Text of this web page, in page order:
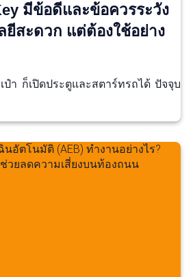
มีข้อดีและข้อควรระวัง
ยีสะดวก แต่ต้องใช้อย่าง
า ก็เปิดประตูและสตาร์ทรถได้ ปัจจุบ